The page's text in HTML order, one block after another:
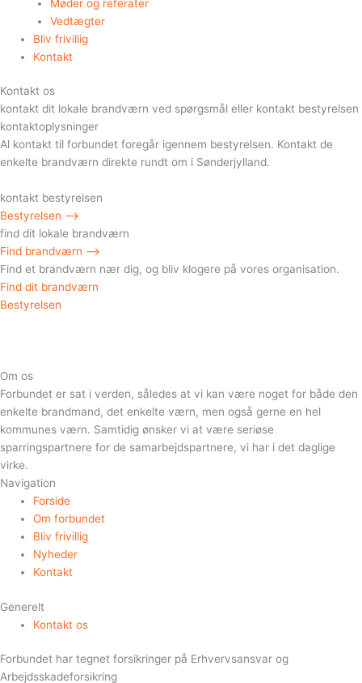
Møder og referater
Vedtægter
Bliv frivillig
Kontakt
Kontakt os
kontakt dit lokale brandværn ved spørgsmål eller kontakt bestyrelsen
kontaktoplysninger
Al kontakt til forbundet foregår igennem bestyrelsen. Kontakt de
enkelte brandværn direkte rundt om i Sønderjylland.
kontakt bestyrelsen
Bestyrelsen ⟶​
find dit lokale brandværn
Find brandværn ⟶​
Find et brandværn nær dig, og bliv klogere på vores organisation.
Find dit brandværn
Bestyrelsen
Om os
Forbundet er sat i verden, således at vi kan være noget for både den
enkelte brandmand, det enkelte værn, men også gerne en hel
kommunes værn. Samtidig ønsker vi at være seriøse
sparringspartnere for de samarbejdspartnere, vi har i det daglige
virke.
Navigation
Forside
Om forbundet
Bliv frivillig
Nyheder
Kontakt
Generelt
Kontakt os
Forbundet har tegnet forsikringer på Erhvervsansvar og
Arbejdsskadeforsikring